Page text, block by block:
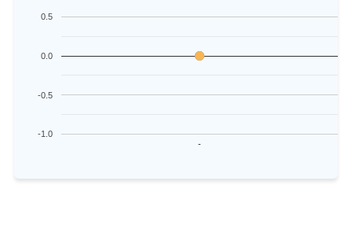
-
-1.0
-0.5
0.0
0.5